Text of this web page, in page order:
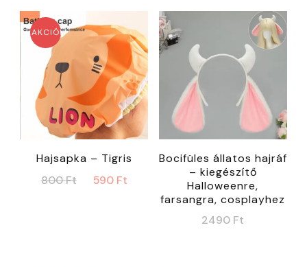
AKCIÓ!
Hajsapka – Tigris
800Ft
Original
590 Ft
Bocifüles állatos hajráf
– kiegészítő
Halloweenre,
farsangra, cosplayhez
2490 Ft